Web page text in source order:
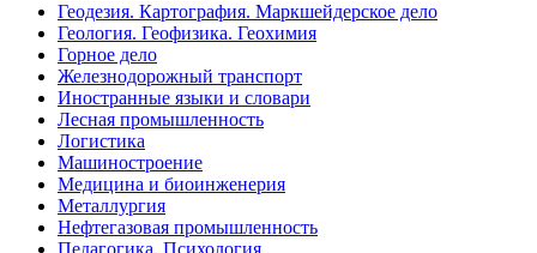
Геодезия. Картография. Маркшейдерское дело
Геология. Геофизика. Геохимия
Горное дело
Железнодорожный транспорт
Иностранные языки и словари
Лесная промышленность
Логистика
Машиностроение
Медицина и биоинженерия
Металлургия
Нефтегазовая промышленность
Педагогика. Психология